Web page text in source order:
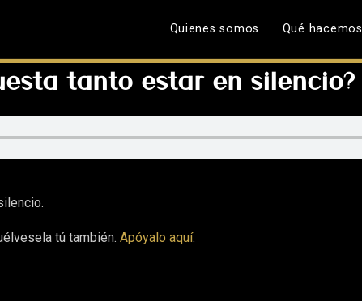
Quienes somos Qué hacemos
tanto estar en silencio?
tú también. Apóyalo aquí.